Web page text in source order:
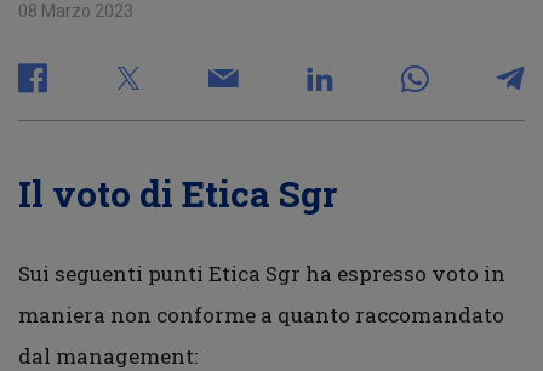
08 Marzo 2023
Il voto di Etica Sgr
Sui seguenti punti Etica Sgr ha espresso voto in
maniera non conforme a quanto raccomandato
dal management: